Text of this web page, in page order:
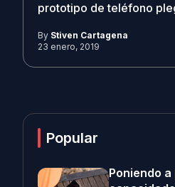
prototipo de teléfono
By Stiven Cartagena
23 enero, 2019
Popular
Poniendo